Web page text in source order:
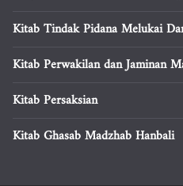
Kitab Tindak Pidana Melukai
Kitab Perwakilan dan Jaminan
Kitab Persaksian
Kitab Ghasab Madzhab Hanbali